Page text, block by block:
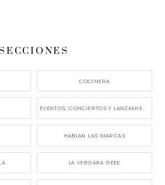
SECCIONES
COCINERA
EVENTOS, CONCIERTOS Y LANZAMIENTOS
HABLAN LAS MARCAS
LA VERGARA GEEK